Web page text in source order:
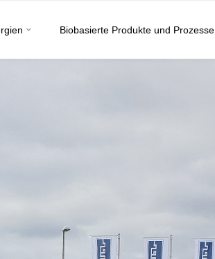
Biobasierte Produkte und Prozesse